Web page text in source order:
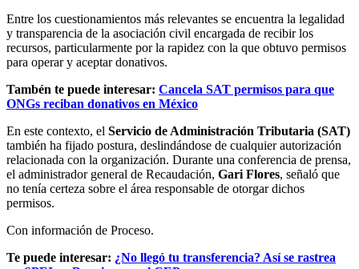
Entre los cuestionamientos más relevantes se encuentra la legalidad
y transparencia de la asociación civil encargada de recibir los
recursos, particularmente por la rapidez con la que obtuvo permisos
para operar y aceptar donativos.
Tambén te puede interesar: Cancela SAT permisos para que
ONGs reciban donativos en México
En este contexto, el Servicio de Administración Tributaria (SAT)
también ha fijado postura, deslindándose de cualquier autorización
relacionada con la organización. Durante una conferencia de prensa,
el administrador general de Recaudación, Gari Flores, señaló que
no tenía certeza sobre el área responsable de otorgar dichos
permisos.
Con información de Proceso.
Te puede interesar: ¿No llegó tu transferencia? Así se rastrea